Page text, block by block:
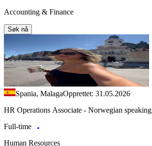
Accounting & Finance
Søk nå
Spania, MalagaOpprettet: 31.05.2026
HR Operations Associate - Norwegian speaking
Full-time
Human Resources